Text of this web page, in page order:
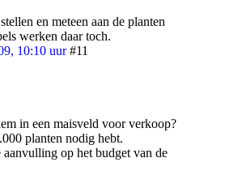
en meteen aan de planten
werken daar toch.
10:10 uur #11
in een maisveld voor verkoop?
planten nodig hebt.
op het budget van de